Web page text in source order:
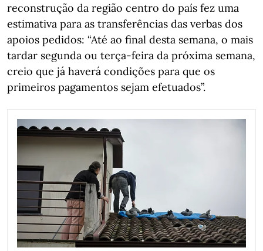
reconstrução da região centro do país fez uma
estimativa para as transferências das verbas dos
apoios pedidos: “Até ao final desta semana, o mais
tardar segunda ou terça-feira da próxima semana,
creio que já haverá condições para que os
primeiros pagamentos sejam efetuados”.